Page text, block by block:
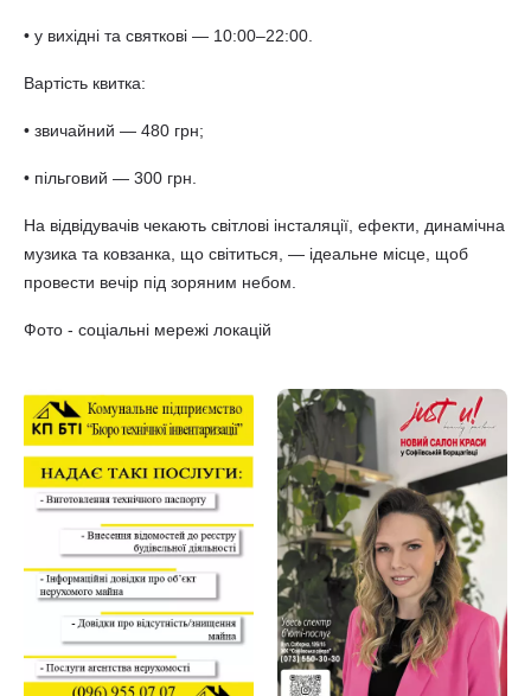
• у вихідні та святкові — 10:00–22:00.
Вартість квитка:
• звичайний — 480 грн;
• пільговий — 300 грн.
На відвідувачів чекають світлові інсталяції, ефекти, динамічна
музика та ковзанка, що світиться, — ідеальне місце, щоб
провести вечір під зоряним небом.
Фото - соціальні мережі локацій